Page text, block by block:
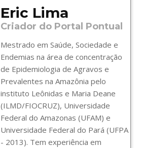
Eric Lima
Criador do Portal Pontual
Mestrado em Saúde, Sociedade e
Endemias na área de concentração
de Epidemiologia de Agravos e
Prevalentes na Amazônia pelo
instituto Leônidas e Maria Deane
(ILMD/FIOCRUZ), Universidade
Federal do Amazonas (UFAM) e
Universidade Federal do Pará (UFPA
- 2013). Tem experiência em